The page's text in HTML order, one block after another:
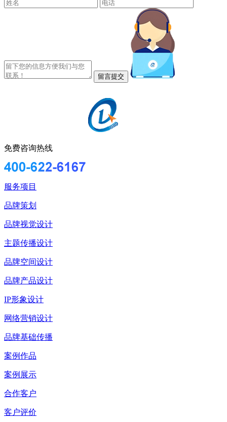
免费咨询热线
服务项目
品牌策划
品牌视觉设计
主题传播设计
品牌空间设计
品牌产品设计
IP形象设计
网络营销设计
品牌基础传播
案例作品
案例展示
合作客户
客户评价